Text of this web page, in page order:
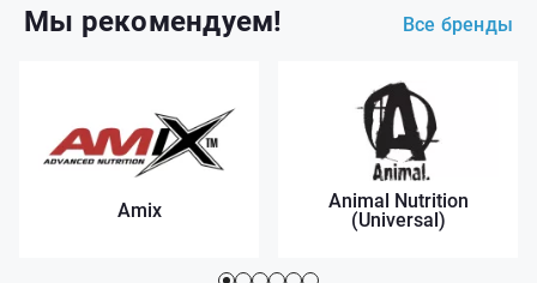
Мы рекомендуем! Все бренды
Amix Animal Nutrition
(Universal)